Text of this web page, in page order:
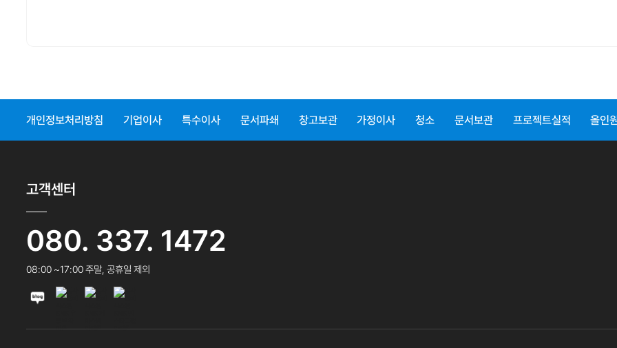
개인정보처리방침 기업이사 특수이사 문서파쇄 창고보관 가정이사 청소 문서보관 프로젝트실적 올인
고객센터
080. 337. 1472
08:00 ~17:00 주말, 공휴일 제외